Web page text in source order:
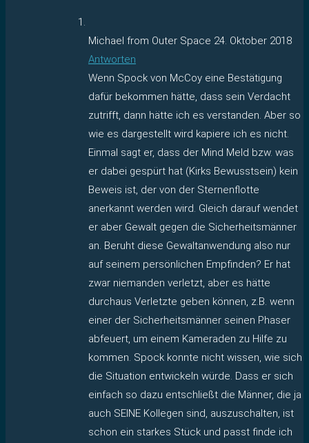
Michael from Outer Space 24. Oktober 2018
Antworten
Wenn Spock von McCoy eine Bestätigung
dafür bekommen hätte, dass sein Verdacht
zutrifft, dann hätte ich es verstanden. Aber so
wie es dargestellt wird kapiere ich es nicht.
Einmal sagt er, dass der Mind Meld bzw. was
er dabei gespürt hat (Kirks Bewusstsein) kein
Beweis ist, der von der Sternenflotte
anerkannt werden wird. Gleich darauf wendet
er aber Gewalt gegen die Sicherheitsmänner
an. Beruht diese Gewaltanwendung also nur
auf seinem persönlichen Empfinden? Er hat
zwar niemanden verletzt, aber es hätte
durchaus Verletzte geben können, z.B. wenn
einer der Sicherheitsmänner seinen Phaser
abfeuert, um einem Kameraden zu Hilfe zu
kommen. Spock konnte nicht wissen, wie sich
die Situation entwickeln würde. Dass er sich
einfach so dazu entschließt die Männer, die ja
auch SEINE Kollegen sind, auszuschalten, ist
schon ein starkes Stück und passt finde ich